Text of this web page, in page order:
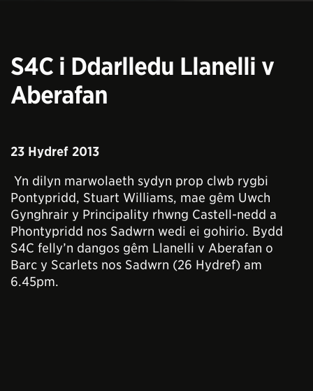
S4C i Ddarlledu Llanelli v
Aberafan
23 Hydref 2013
Yn dilyn marwolaeth sydyn prop clwb rygbi
Pontypridd, Stuart Williams, mae gêm Uwch
Gynghrair y Principality rhwng Castell-nedd a
Phontypridd nos Sadwrn wedi ei gohirio. Bydd
S4C felly’n dangos gêm Llanelli v Aberafan o
Barc y Scarlets nos Sadwrn (26 Hydref) am
6.45pm.